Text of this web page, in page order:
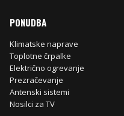
PONUDBA
Klimatske naprave
Toplotne črpalke
Električno ogrevanje
Prezračevanje
Antenski sistemi
Nosilci za TV